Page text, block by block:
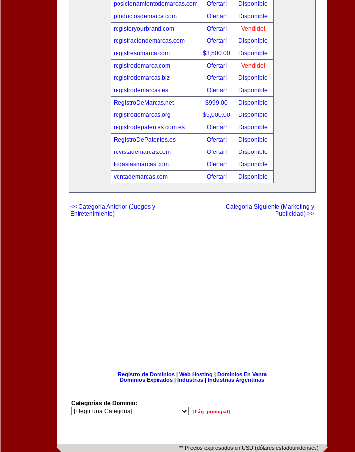
posicionamientodemarcas.com
Ofertar!
Disponible
productosdemarca.com
Ofertar!
Disponible
registeryourbrand.com
Ofertar!
Vendido!
registraciondemarcas.com
Ofertar!
Disponible
registresumarca.com
$3,500.00
Disponible
registrodemarca.com
Ofertar!
Vendido!
registrodemarcas.biz
Ofertar!
Disponible
registrodemarcas.es
Ofertar!
Disponible
RegistroDeMarcas.net
$999.00
Disponible
registrodemarcas.org
$5,000.00
Disponible
registrodepatentes.com.es
Ofertar!
Disponible
RegistroDePatentes.es
Ofertar!
Disponible
revistademarcas.com
Ofertar!
Disponible
todaslasmarcas.com
Ofertar!
Disponible
ventademarcas.com
Ofertar! Disponible
<< Categoria Anterior (Juegos y
Entretenimiento)
Categoria Siguiente (Marketing y
Publicidad) >>
Registro de Dominios| Web Hosting | Dominios En Venta
Dominios Expirados | Industrias | Industrias Argentinas
Categorías de Dominio:
[Pág. principal]
** Precios expresados en USD (dólares estadounidenses)